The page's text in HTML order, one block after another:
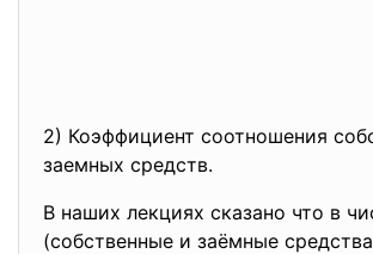
2) Коэффициент соотношения
заемных средств.
В наших лекциях сказано что в
(собственные и заёмные